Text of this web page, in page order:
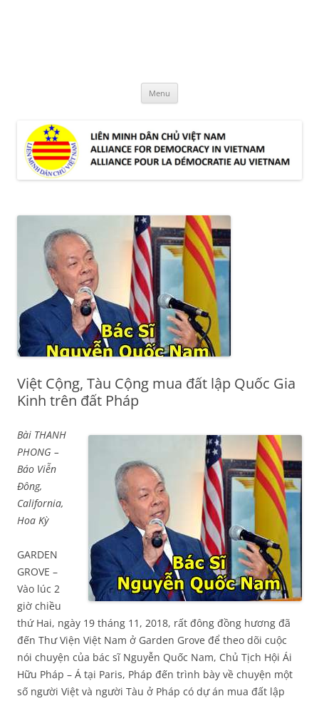
Menu
Việt Cộng, Tàu Cộng mua đất lập Quốc Gia
Kinh trên đất Pháp
Bài THANH
PHONG –
Báo Viễn
Đông,
California,
Hoa Kỳ
GARDEN
GROVE –
Vào lúc 2
giờ chiều
thứ Hai, ngày 19 tháng 11, 2018, rất đông đồng hương đã
đến Thư Viện Việt Nam ở Garden Grove để theo dõi cuộc
nói chuyện của bác sĩ Nguyễn Quốc Nam, Chủ Tịch Hội Ái
Hữu Pháp – Á tại Paris, Pháp đến trình bày về chuyện một
số người Việt và người Tàu ở Pháp có dự án mua đất lập